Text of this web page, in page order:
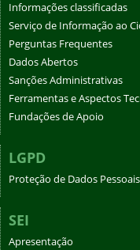
Informações classificadas
Serviço de Informação ao
Perguntas Frequentes
Dados Abertos
Sanções Administrativas
Ferramentas e Aspectos
Fundações de Apoio
LGPD
Proteção de Dados Pessoais
SEI
Apresentação